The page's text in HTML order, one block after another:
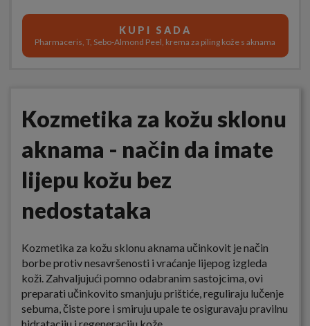
KUPI SADA
Pharmaceris, T, Sebo-Almond Peel, krema za piling kože s aknama
Kozmetika za kožu sklonu
aknama - način da imate
lijepu kožu bez
nedostataka
Kozmetika za kožu sklonu aknama učinkovit je način
borbe protiv nesavršenosti i vraćanje lijepog izgleda
koži. Zahvaljujući pomno odabranim sastojcima, ovi
preparati učinkovito smanjuju prištiće, reguliraju lučenje
sebuma, čiste pore i smiruju upale te osiguravaju pravilnu